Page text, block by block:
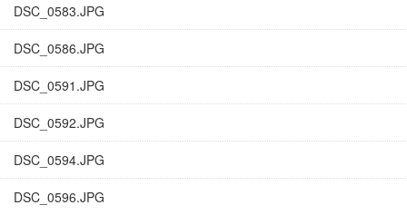
DSC_0583.JPG
DSC_0586.JPG
DSC_0591.JPG
DSC_0592.JPG
DSC_0594.JPG
DSC_0596.JPG